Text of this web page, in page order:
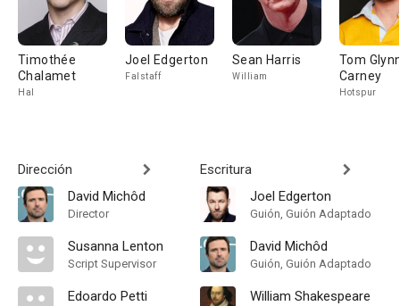
Timothée
Chalamet
Hal
Joel Edgerton
Falstaff
Sean Harris
William
Tom
Carney
Hotspur
Dirección
David Michôd
Director
Susanna Lenton
Script Supervisor
Edoardo Petti
Escritura
Joel Edgerton
Guión, Guión Adaptado
David Michôd
Guión, Guión Adaptado
William Shakespeare